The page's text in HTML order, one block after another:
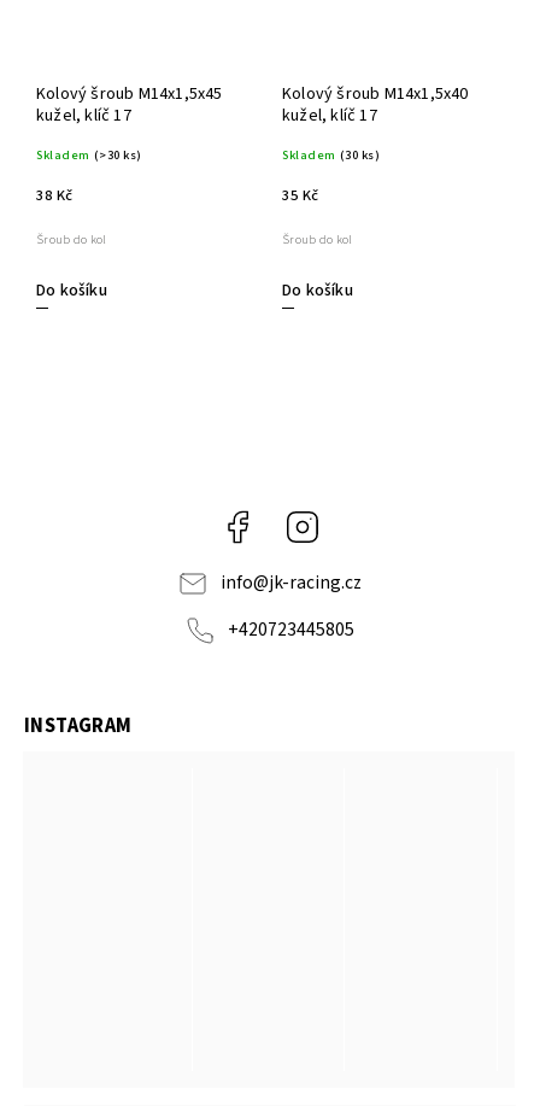
Kolový šroub M14x1,5x45
kužel, klíč 17
Skladem (>30 ks)
38 Kč
Do košíku
Šroub do kol
Kolový šroub M14x1,5x40
kužel, klíč 17
Skladem (30 ks)
35 Kč
Do košíku
Šroub do kol
Facebook
info@jk-racing.cz
+420723445805
INSTAGRAM